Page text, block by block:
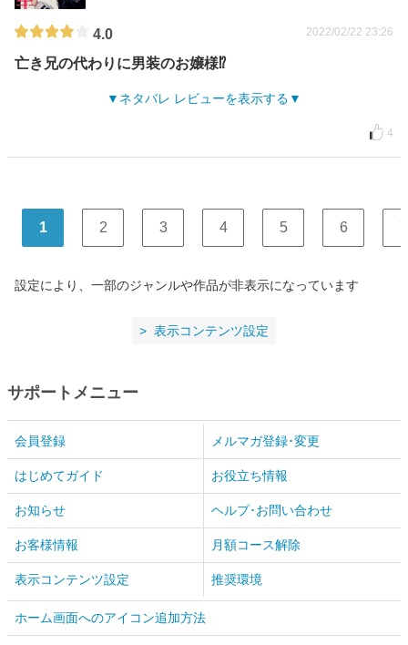
4.0 2022/02/22 23:26
亡き兄の代わりに男装のお嬢様⁉︎
ネタバレ レビューを表示する
4
1 2 3 4 5 6 7
設定により、一部のジャンルや作品が非表示になっています
表示コンテンツ設定
サポートメニュー
会員登録 メルマガ登録･変更
はじめてガイド お役立ち情報
お知らせ ヘルプ･お問い合わせ
お客様情報 月額コース解除
表示コンテンツ設定 推奨環境
ホーム画面へのアイコン追加方法